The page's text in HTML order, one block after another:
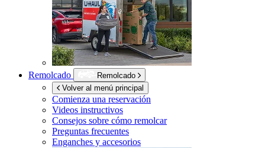
Remolcado
Remolcado
Volver al menú principal
Comienza una reservación
Videos instructivos
Consejos sobre cómo remolcar
Preguntas frecuentes
Enganches y accesorios